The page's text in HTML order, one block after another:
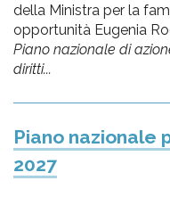
della Ministra per la
opportunità Eugenia
Piano nazionale di
diritti...
Piano nazionale
2027